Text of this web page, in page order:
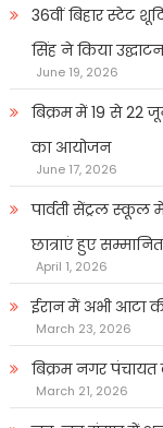
36वीं बिहार स्टेट
सिंह ने किया उद्घाटन
June 19, 2026
बिक्रम में 19 से 22
का आयोजन
June 17, 2026
पार्वती सेंट्रल स्कूल में
छात्राएं हुए सम्मानित
April 1, 2026
ईरान में अभी आटा
March 23, 2026
बिक्रम नगर पंचायत
March 21, 2026